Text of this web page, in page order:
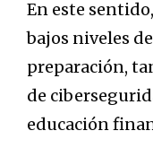
En este
bajos niveles
preparación,
de
educación